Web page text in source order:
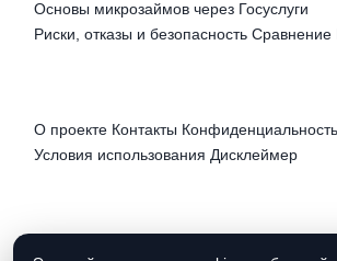
Основы микрозаймов через Госуслуги
Риски, отказы и безопасность
О проекте Контакты Конфиденциальность
Условия использования Дисклеймер